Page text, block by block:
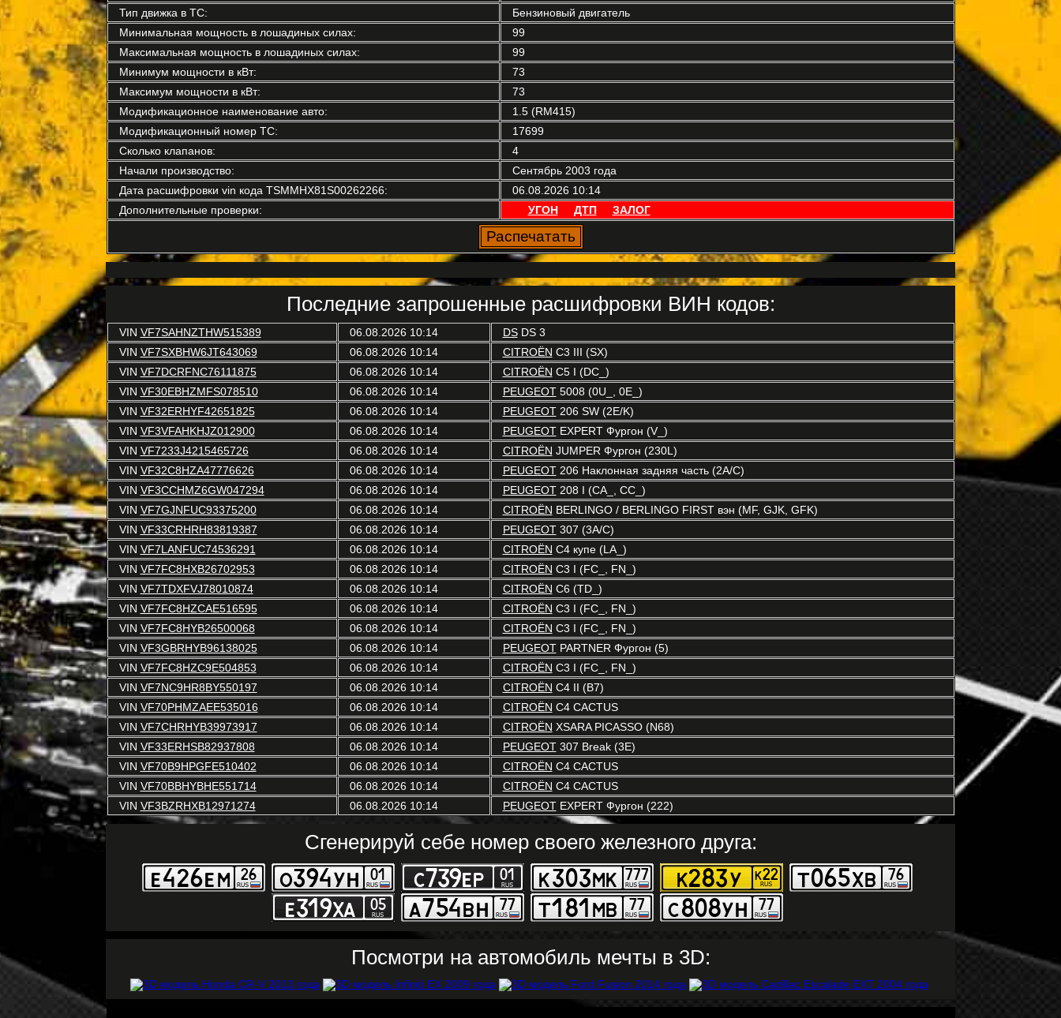
Тип движка в ТС:
Бензиновый двигатель
Минимальная мощность в лошадиных силах:
99
Максимальная мощность в лошадиных силах:
99
Минимум мощности в кВт:
73
Максимум мощности в кВт:
73
Модификационное наименование авто:
1.5 (RM415)
Модификационный номер ТС:
17699
Сколько клапанов:
4
Начали производство:
Сентябрь 2003 года
Дата расшифровки vin кода TSMMHX81S00262266:
06.08.2026 10:14
Дополнительные проверки:
УГОН ДТП ЗАЛОГ
Последние запрошенные расшифровки ВИН кодов:
VIN VF7SAHNZTHW515389 06.08.2026 10:14 DSDS 3
VIN VF7SXBHW6JT643069 06.08.2026 10:14 CITROËN C3 III (SX)
VIN VF7DCRFNC76111875 06.08.2026 10:14 CITROËN C5 I (DC_)
VIN VF30EBHZMFS078510 06.08.2026 10:14 PEUGEOT5008 (0U_, 0E_)
VIN VF32ERHYF42651825 06.08.2026 10:14 PEUGEOT206 SW (2E/K)
VIN VF3VFAHKHJZ012900 06.08.2026 10:14 PEUGEOTEXPERT Фургон (V_)
VIN VF7233J4215465726 06.08.2026 10:14 CITROËN JUMPER Фургон (230L)
VIN VF32C8HZA47776626 06.08.2026 10:14 PEUGEOT206 Наклонная задняя часть (2A/C)
VIN VF3CCHMZ6GW047294 06.08.2026 10:14 PEUGEOT208 I (CA_, CC_)
VIN VF7GJNFUC93375200 06.08.2026 10:14 CITROËN BERLINGO / BERLINGO FIRST вэн (MF, GJK, GFK)
VIN VF33CRHRH83819387 06.08.2026 10:14 PEUGEOT307 (3A/C)
VIN VF7LANFUC74536291 06.08.2026 10:14 CITROËN C4 купе (LA_)
VIN VF7FC8HXB26702953 06.08.2026 10:14 CITROËN C3 I (FC_, FN_)
VIN VF7TDXFVJ78010874 06.08.2026 10:14 CITROËN C6 (TD_)
VIN VF7FC8HZCAE516595 06.08.2026 10:14 CITROËN C3 I (FC_, FN_)
VIN VF7FC8HYB26500068 06.08.2026 10:14 CITROËN C3 I (FC_, FN_)
VIN VF3GBRHYB96138025 06.08.2026 10:14 PEUGEOTPARTNER Фургон (5)
VIN VF7FC8HZC9E504853 06.08.2026 10:14 CITROËN C3 I (FC_, FN_)
VIN VF7NC9HR8BY550197 06.08.2026 10:14 CITROËN C4 II (B7)
VIN VF70PHMZAEE535016 06.08.2026 10:14 CITROËN C4 CACTUS
VIN VF7CHRHYB39973917 06.08.2026 10:14 CITROËN XSARA PICASSO (N68)
VIN VF33ERHSB82937808 06.08.2026 10:14 PEUGEOT307 Break (3E)
VIN VF70B9HPGFE510402 06.08.2026 10:14 CITROËN C4 CACTUS
VIN VF70BBHYBHE551714 06.08.2026 10:14 CITROËN C4 CACTUS
VIN VF3BZRHXB12971274 06.08.2026 10:14 PEUGEOTEXPERT Фургон (222)
Сгенерируй себе номер своего железного друга:
Посмотри на автомобиль мечты в 3D: